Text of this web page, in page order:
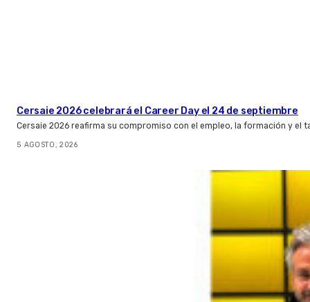
Cersaie 2026 celebrará el Career Day el 24 de septiembre
Cersaie 2026 reafirma su compromiso con el empleo, la formación y el
5 AGOSTO, 2026